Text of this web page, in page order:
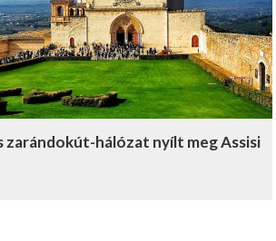
zarándokút-hálózat nyílt meg Assisi